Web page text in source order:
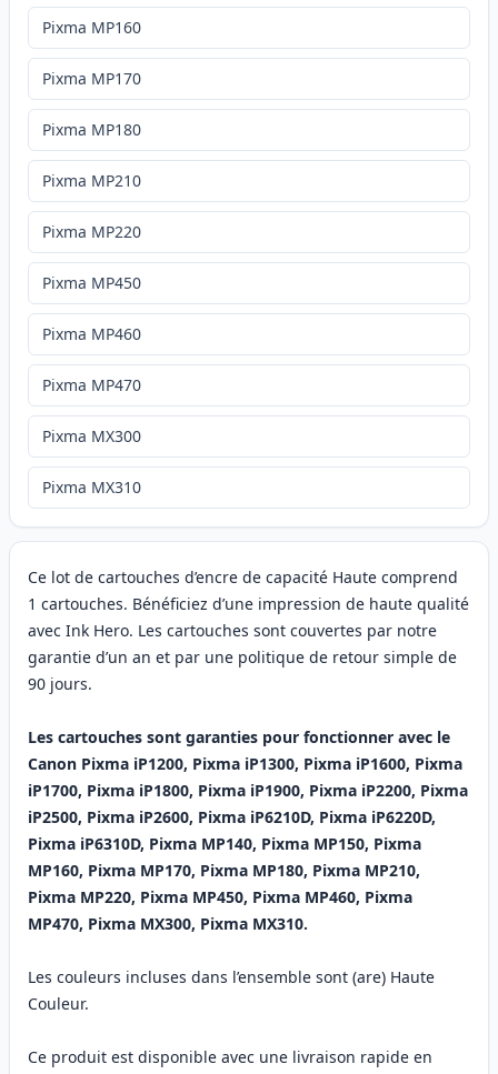
Ce lot de cartouches d’encre de capacité Haute comprend
1 cartouches. Bénéficiez d’une impression de haute qualité
avec Ink Hero. Les cartouches sont couvertes par notre
garantie d’un an et par une politique de retour simple de
90 jours.
Les cartouches sont garanties pour fonctionner avec le
Canon Pixma iP1200, Pixma iP1300, Pixma iP1600, Pixma
iP1700, Pixma iP1800, Pixma iP1900, Pixma iP2200, Pixma
iP2500, Pixma iP2600, Pixma iP6210D, Pixma iP6220D,
Pixma iP6310D, Pixma MP140, Pixma MP150, Pixma
MP160, Pixma MP170, Pixma MP180, Pixma MP210,
Pixma MP220, Pixma MP450, Pixma MP460, Pixma
MP470, Pixma MX300, Pixma MX310.
Les couleurs incluses dans l’ensemble sont (are) Haute
Couleur.
Ce produit est disponible avec une livraison rapide en
Pixma MP160
Pixma MP170
Pixma MP180
Pixma MP210
Pixma MP220
Pixma MP450
Pixma MP460
Pixma MP470
Pixma MX300
Pixma MX310